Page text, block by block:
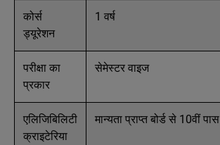
कोर्स
ड्यूरेशन
1 वर्ष
परीक्षा का
प्रकार
सेमेस्टर वाइज
एलिजिबिलिटी
क्राइटेरिया
मान्यता प्राप्त बोर्ड से 10वीं पास